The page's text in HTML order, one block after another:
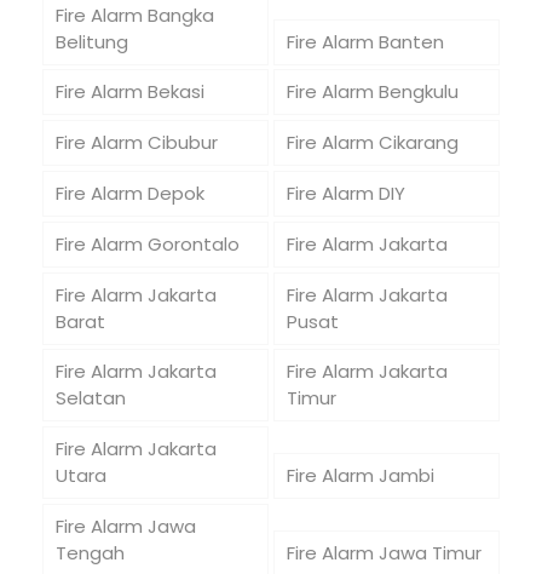
Fire Alarm Bangka
Belitung
Fire Alarm Banten
Fire Alarm Bekasi
Fire Alarm Bengkulu
Fire Alarm Cibubur
Fire Alarm Cikarang
Fire Alarm Depok
Fire Alarm DIY
Fire Alarm Gorontalo
Fire Alarm Jakarta
Fire Alarm Jakarta
Barat
Fire Alarm Jakarta
Pusat
Fire Alarm Jakarta
Selatan
Fire Alarm Jakarta
Timur
Fire Alarm Jakarta
Utara
Fire Alarm Jambi
Fire Alarm Jawa
Tengah
Fire Alarm Jawa Timur